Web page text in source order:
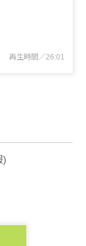
再生時間／26:01
)